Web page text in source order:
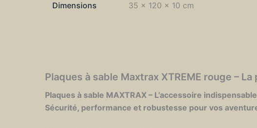
Dimensions 35 × 120 × 10 cm
Plaques à sable Maxtrax XTREME rouge – La
Plaques à sable MAXTRAX – L’accessoire
Sécurité, performance et robustesse pour vos